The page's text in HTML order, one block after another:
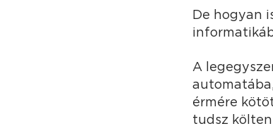
De hogyan
A
érmére
tudsz